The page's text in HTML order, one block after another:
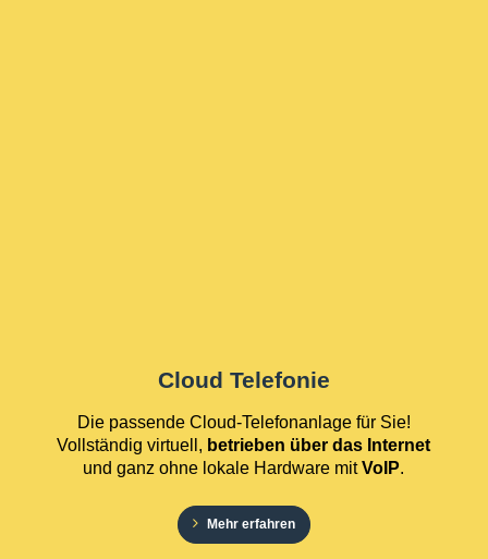
Cloud Telefonie
Die passende Cloud-Telefonanlage für Sie!
Vollständig virtuell, betrieben über das Internet
und ganz ohne lokale Hardware mitVoIP.
Mehr erfahren